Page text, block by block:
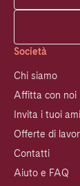
Società
Chi siamo
Affitta con noi
Invita i tuoi
Offerte di
Contatti
Aiuto e FAQ